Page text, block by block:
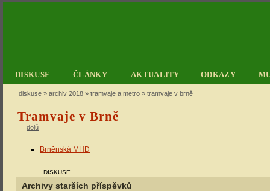
DISKUSE ČLÁNKY AKTUALITY ODKAZY
diskuse » archiv 2018 » tramvaje a metro » tramvaje v brně
Tramvaje v Brně
dolů
Brněnská MHD
DISKUSE
Archivy starších příspěvků